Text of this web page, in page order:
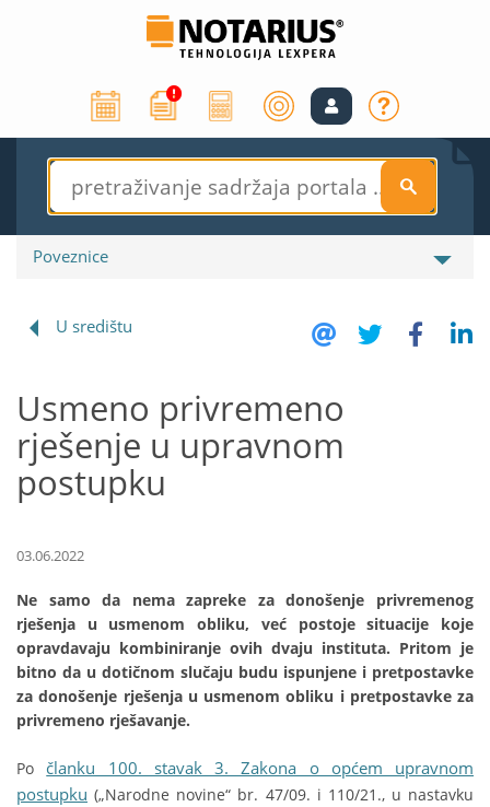
S
Poveznice
U središtu
Usmeno privremeno
rješenje u upravnom
postupku
03.06.2022
Ne samo da nema zapreke za donošenje privremenog
rješenja u usmenom obliku, već postoje situacije koje
opravdavaju kombiniranje ovih dvaju instituta. Pritom je
bitno da u dotičnom slučaju budu ispunjene i pretpostavke
za donošenje rješenja u usmenom obliku i pretpostavke za
privremeno rješavanje.
Po članku 100. stavak 3. Zakona o općem upravnom
postupku („Narodne novine“ br. 47/09. i 110/21., u nastavku